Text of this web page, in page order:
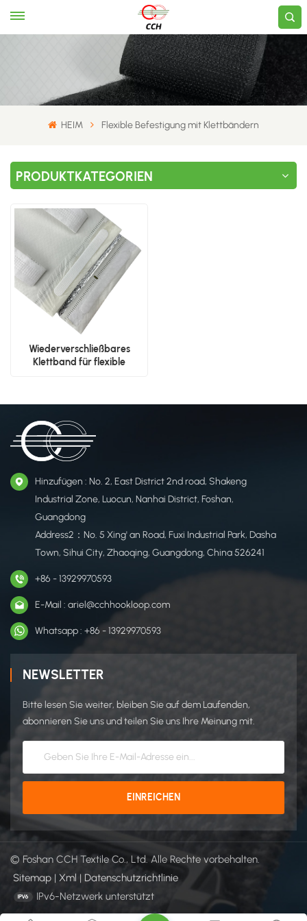
HEIM Flexible Befestigung mit Klettbändern
PRODUKTKATEGORIEN
Wiederverschließbares
Klettband für flexible
Hinzufügen : No. 2, East District 2nd road, Shakeng
Industrial Zone, Luocun, Nanhai District, Foshan,
Guangdong
Address2：No. 5 Xing' an Road, Fuxi Industrial Park, Dasha
Town, Sihui City, Zhaoqing, Guangdong, China 526241
+86 - 13929970593
E-Mail : ariel@cchhookloop.com
Whatsapp : +86 - 13929970593
NEWSLETTER
Bitte lesen Sie weiter, bleiben Sie auf dem Laufenden,
abonnieren Sie uns und teilen Sie uns Ihre Meinung mit.
© Foshan CCH Textile Co., Ltd. Alle Rechte vorbehalten.
Sitemap | Xml | Datenschutzrichtlinie
IPv6-Netzwerk unterstützt